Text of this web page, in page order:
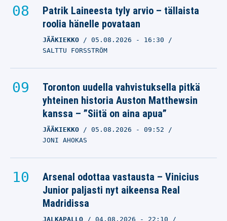
Patrik Laineesta tyly arvio – tällaista
roolia hänelle povataan
JÄÄKIEKKO 05.08.2026 - 16:30
SALTTU FORSSTRÖM
Toronton uudella vahvistuksella pitkä
yhteinen historia Auston Matthewsin
kanssa – ”Siitä on aina apua”
JÄÄKIEKKO 05.08.2026 - 09:52
JONI AHOKAS
Arsenal odottaa vastausta – Vinicius
Junior paljasti nyt aikeensa Real
Madridissa
JALKAPALLO 04.08.2026 - 22:10